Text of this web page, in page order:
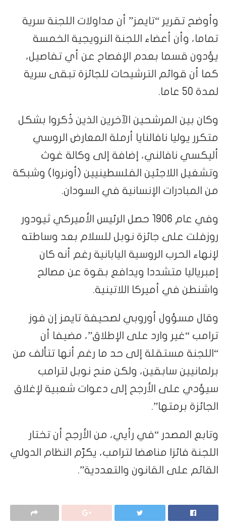
وأوضح تقرير “تايمز” أن مداولات اللجنة سرية
تماما، وأن أعضاء اللجنة النرويجية الخمسة
يؤدون قسما بعدم الإفصاح عن أي تفاصيل،
كما أن قوائم الترشيحات للجائزة تبقى سرية
لمدة 50 عاما.
وكان بين المرشحين الآخرين الذين ذُكروا بشكل
متكرر يوليا نافالنايا أرملة المعارض الروسي
أليكسي نافالني، إضافة إلى وكالة غوث
وتشغيل اللاجئين الفلسطينيين (أونروا)​ وشبكة
من المبادرات الإنسانية في السودان.
وفي عام 1906 حصل الرئيس الأميركي ثيودور
روزفلت على جائزة نوبل للسلام بعد وساطته
لإنهاء الحرب الروسية اليابانية رغم أنه كان
إمبرياليا متشددا ويدافع بقوة عن مصالح
واشنطن في أميركا اللاتينية.
وقال مسؤول أوروبي لصحيفة تايمز إن فوز
ترامب “غير وارد على الإطلاق”، مضيفا أن
“اللجنة مستقلة إلى حد ما رغم أنها تتألف من
برلمانيين سابقين، ولكن منح نوبل لترامب
سيؤدي على الأرجح إلى دعوات شعبية لإغلاق
الجائزة برمتها”.
وتابع المصدر “في رأيي، من الأرجح أن تختار
اللجنة فائزا مناهضا لترامب، يكرّم النظام الدولي
القائم على القانون والتعددية”.